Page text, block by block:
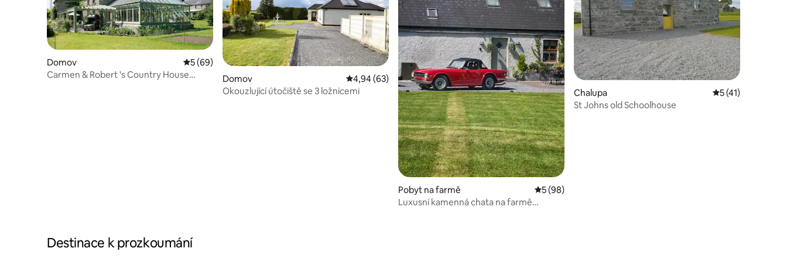
Domov Průměrné hodnocení 5 z 5, 69 hodnocení
5 (69)
Carmen & Robert 's Country House
Domov Průměrné hodnocení 4,94 z 5, 63 hodnocení
4,94 (63)
Okouzlující útočiště se 3 ložnicemi
Pobyt na farmě Průměrné hodnocení 5 z 5, 98 hodnocení
5 (98)
Luxusní kamenná chata na farmě
Chalupa Průměrné
5 (41)
St Johns old Schoolhouse
Destinace k prozkoumání